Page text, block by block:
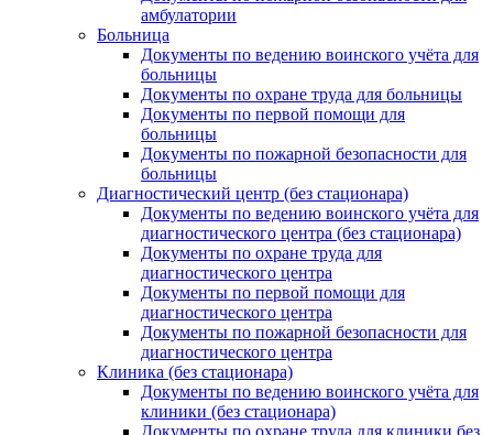
амбулатории
Больница
Документы по ведению воинского учёта для
больницы
Документы по охране труда для больницы
Документы по первой помощи для
больницы
Документы по пожарной безопасности для
больницы
Диагностический центр (без стационара)
Документы по ведению воинского учёта для
диагностического центра (без стационара)
Документы по охране труда для
диагностического центра
Документы по первой помощи для
диагностического центра
Документы по пожарной безопасности для
диагностического центра
Клиника (без стационара)
Документы по ведению воинского учёта для
клиники (без стационара)
Документы по охране труда для клиники без